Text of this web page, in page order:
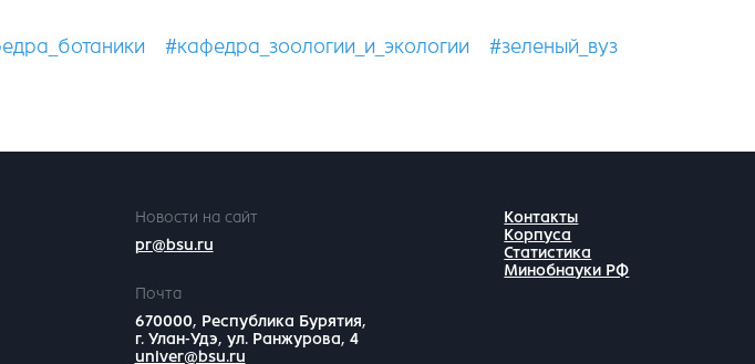
#кафедра_зоологии_и_экологии
#зеленый_вуз
Новости на сайт
pr@bsu.ru
Почта
670000, Республика Бурятия,
г. Улан-Удэ, ул. Ранжурова, 4
univer@bsu.ru
Контакты
Корпуса
Статистика
Минобнауки РФ